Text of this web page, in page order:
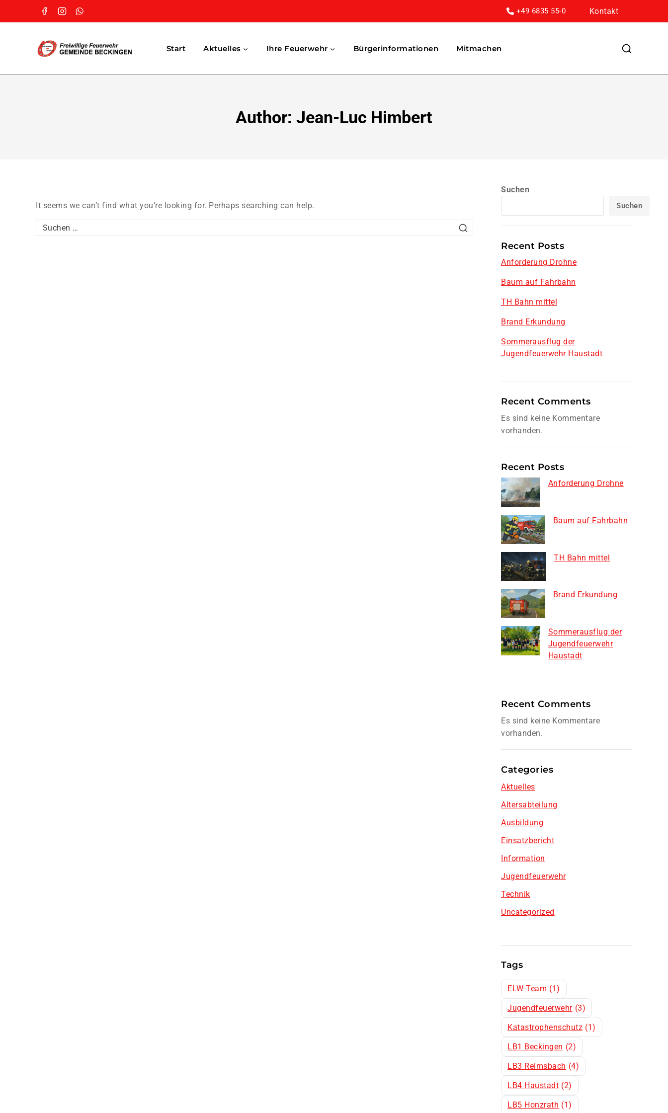
+49 6835 55-0 Kontakt
Start Aktuelles Ihre Feuerwehr Bürgerinformationen Mitmachen
Author: Jean-Luc Himbert
It seems we can’t find what you’re looking for. Perhaps searching can help.
Suchen
Suchen
Recent Posts
Anforderung Drohne
Baum auf Fahrbahn
TH Bahn mittel
Brand Erkundung
Sommerausflug der
Jugendfeuerwehr Haustadt
Recent Comments
Es sind keine Kommentare
vorhanden.
Recent Posts
Anforderung Drohne
Baum auf Fahrbahn
TH Bahn mittel
Brand Erkundung
Sommerausflug der
Jugendfeuerwehr
Haustadt
Recent Comments
Es sind keine Kommentare
vorhanden.
Categories
Aktuelles
Altersabteilung
Ausbildung
Einsatzbericht
Information
Jugendfeuerwehr
Technik
Uncategorized
Tags
ELW-Team (1)
Jugendfeuerwehr (3)
Katastrophenschutz (1)
LB1 Beckingen (2)
LB3 Reimsbach (4)
LB4 Haustadt (2)
LB5 Honzrath (1)